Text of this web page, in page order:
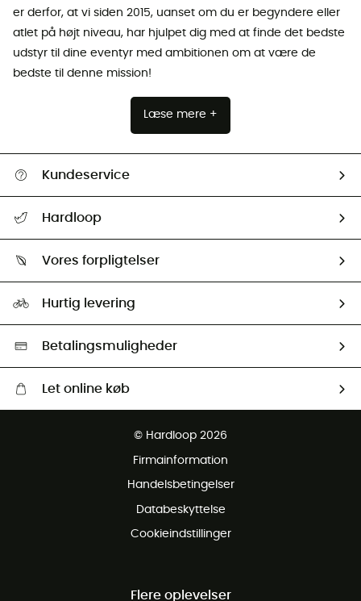
er derfor, at vi siden 2015, uanset om du er begyndere eller
atlet på højt niveau, har hjulpet dig med at finde det bedste
udstyr til dine eventyr med ambitionen om at være de
bedste til denne mission!
Læse mere +
Kundeservice
Returnering & Tilbagebetaling
Hardloop
Our ambassadors
Vores forpligtelser
Second hand
HardGreen Udvalg
Hurtig levering
Betalingsmuligheder
Let online køb
Gratis retur inden for 100 dage
© Hardloop 2026
Firmainformation
Handelsbetingelser
Databeskyttelse
Cookieindstillinger
Flere oplevelser